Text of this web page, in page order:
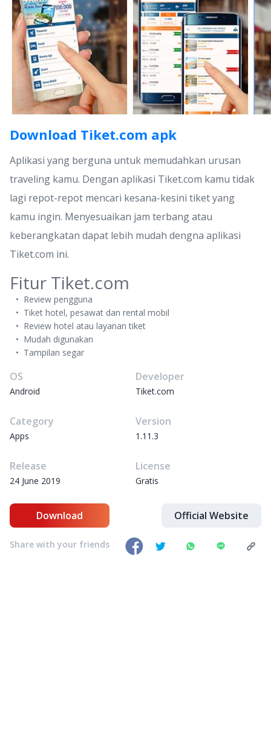
Download Tiket.com apk
Aplikasi yang berguna untuk memudahkan urusan
traveling kamu. Dengan aplikasi Tiket.com kamu tidak
lagi repot-repot mencari kesana-kesini tiket yang
kamu ingin. Menyesuaikan jam terbang atau
keberangkatan dapat lebih mudah dengna aplikasi
Tiket.com ini.
Fitur Tiket.com
Review pengguna
Tiket hotel, pesawat dan rental mobil
Review hotel atau layanan tiket
Mudah digunakan
Tampilan segar
OS
Android
Developer
Tiket.com
Category
Apps
Version
1.11.3
Release
24 June 2019
License
Gratis
Download Official Website
Share with your friends